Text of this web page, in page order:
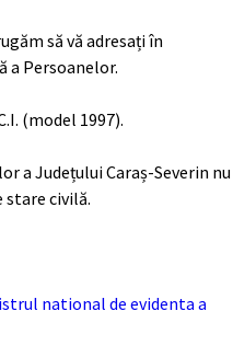
să vă adresați în
a Persoanelor.
(model 1997).
a Județului Caraș-Severin nu
civilă.
national de evidenta a